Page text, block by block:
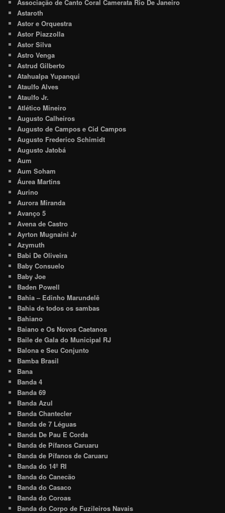
Associação de Canto Coral Camerata Rio De Janeiro
Astaroth
Astor e Orquestra
Astor Piazzolla
Astor Silva
Astro Venga
Astrud Gilberto
Atahualpa Yupanqui
Ataulfo Alves
Ataulfo Jr.
Atlético Mineiro
Augusto Calheiros
Augusto de Campos e Cid Campos
Augusto Frederico Schimidt
Augusto Jatobá
Aum
Aum Soham
Áurea Martins
Aurino
Aurora Miranda
Avanço 5
Avena de Castro
Ayrton Mugnaini Jr
Azymuth
Babi De Oliveira
Baby Consuelo
Baby Joe
Baden Powell
Bahia – Edinho Marundelê
Bahia de todos os sambas
Bahiano
Baiano e Os Novos Caetanos
Baile de Gala do Municipal RJ
Balona e Seu Conjunto
Bamba Brasil
Bana
Banda 4
Banda 69
Banda Azul
Banda Chantecler
Banda de 7 Léguas
Banda De Pau E Corda
Banda de Pífanos Caruaru
Banda de Pífanos de Caruaru
Banda do 14º RI
Banda do Canecão
Banda do Casaco
Banda do Coroas
Banda do Corpo de Fuzileiros Navais